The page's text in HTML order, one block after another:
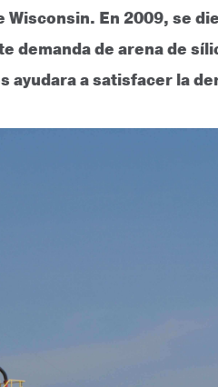
En 2009, se
demanda de arena de
ayudara a satisfacer la